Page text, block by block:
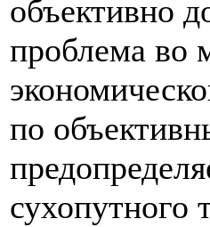
объективно
проблема во
по
сухопутного